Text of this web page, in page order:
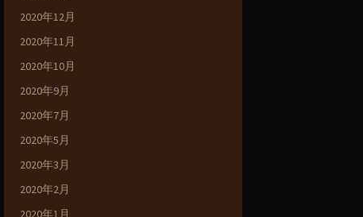
2020年12月
2020年11月
2020年10月
2020年9月
2020年7月
2020年5月
2020年3月
2020年2月
2020年1月